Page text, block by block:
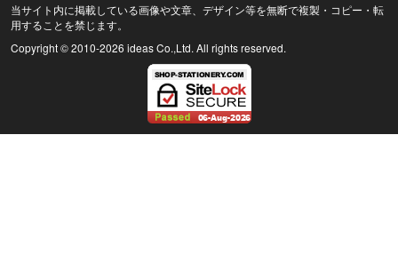
当サイト内に掲載している画像や文章、デザイン等を無断で複製・コピー・転
用することを禁じます。
Copyright © 2010-2026 ideas Co.,Ltd. All rights reserved.